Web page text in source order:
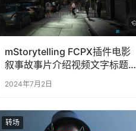
mStorytelling FCPX插件电影
叙事故事片介绍视频文字标题转
场预设
2024年7月2日
转场